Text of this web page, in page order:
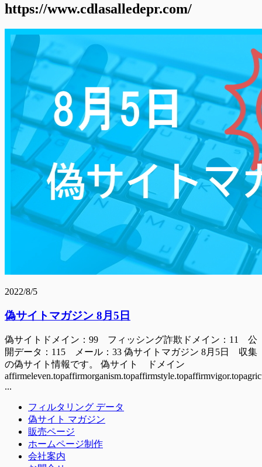
https://www.cdlasalledepr.com/
2022/8/5
偽サイトマガジン 8月5日
偽サイトドメイン：99 フィッシング詐欺ドメイン：11 公
開データ：115 メール：33 偽サイトマガジン 8月5日 収集
の偽サイト情報です。 偽サイト ドメイン
...
フィルタリング データ
偽サイト マガジン
販売ページ
ホームページ制作
会社案内